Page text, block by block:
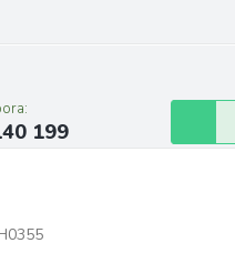
199